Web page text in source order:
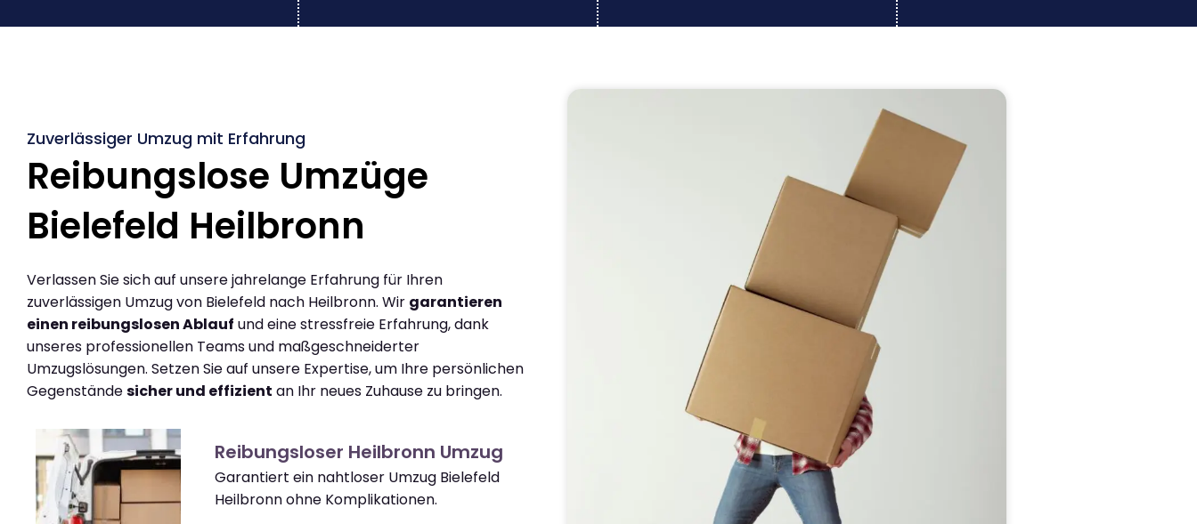
Zuverlässiger Umzug mit Erfahrung
Reibungslose Umzüge
Bielefeld Heilbronn
Verlassen Sie sich auf unsere jahrelange Erfahrung für Ihren
zuverlässigen Umzug von Bielefeld nach Heilbronn. Wir garantieren
einen reibungslosen Ablauf und eine stressfreie Erfahrung, dank
unseres professionellen Teams und maßgeschneiderter
Umzugslösungen. Setzen Sie auf unsere Expertise, um Ihre persönlichen
Gegenständesicher und effizient an Ihr neues Zuhause zu bringen.
Reibungsloser Heilbronn Umzug
Garantiert ein nahtloser Umzug Bielefeld
Heilbronn ohne Komplikationen.